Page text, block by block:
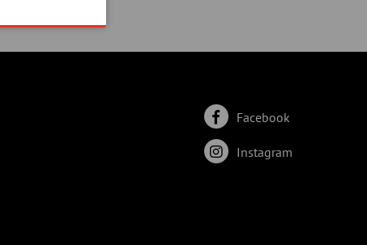
Facebook
Instagram